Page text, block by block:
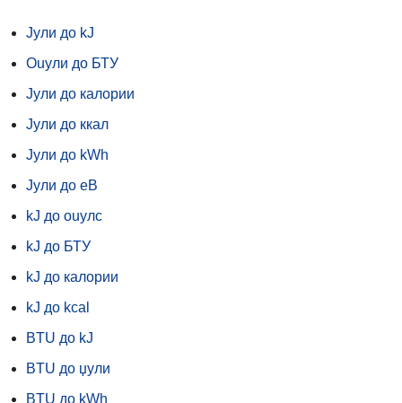
Jули до kJ
Ouули до БТУ
Jули до калории
Jули до ккал
Jули до kWh
Jули до еВ
kJ до ouулс
kJ до БТУ
kJ до калории
kJ до kcal
BTU до kJ
BTU до џули
BTU до kWh